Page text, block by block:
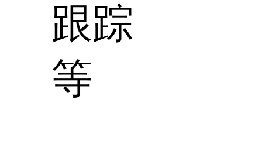
跟踪
等